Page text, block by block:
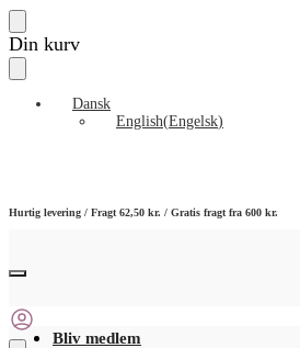
Skip
to
Skip
to
Din kurv
Dansk
English(Engelsk)
Hurtig levering / Fragt 62,50 kr. / Gratis fragt fra 600 kr.
Bliv medlem